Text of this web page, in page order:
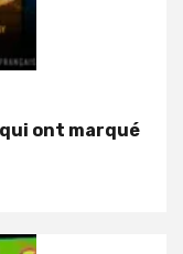
ont marqué